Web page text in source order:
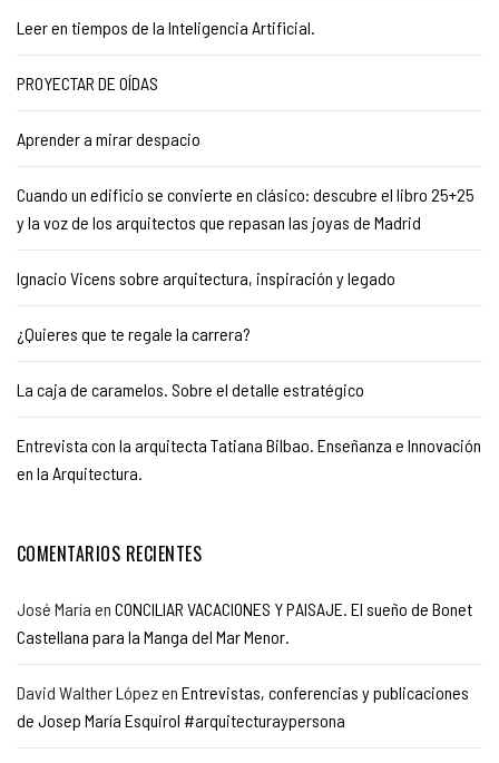
Leer en tiempos de la Inteligencia Artificial.
PROYECTAR DE OÍDAS
Aprender a mirar despacio
Cuando un edificio se convierte en clásico: descubre el libro 25+25
y la voz de los arquitectos que repasan las joyas de Madrid
Ignacio Vicens sobre arquitectura, inspiración y legado
¿Quieres que te regale la carrera?
La caja de caramelos. Sobre el detalle estratégico
Entrevista con la arquitecta Tatiana Bilbao. Enseñanza e Innovación
en la Arquitectura.
COMENTARIOS RECIENTES
José María en CONCILIAR VACACIONES Y PAISAJE. El sueño de Bonet
Castellana para la Manga del Mar Menor.
David Walther Lópezen Entrevistas, conferencias y publicaciones
de Josep María Esquirol #arquitecturaypersona